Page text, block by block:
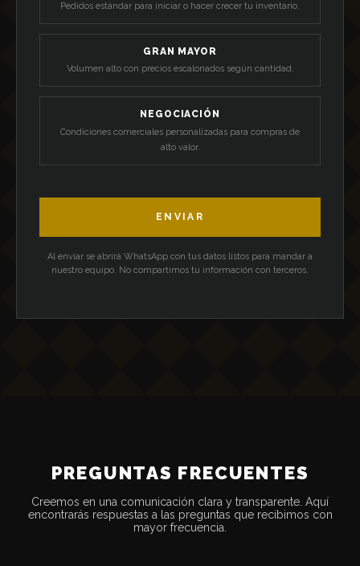
Pedidos estándar para iniciar o hacer crecer tu inventario.
GRAN MAYOR
Volumen alto con precios escalonados según cantidad.
NEGOCIACIÓN
Condiciones comerciales personalizadas para compras de
alto valor.
ENVIAR
Al enviar se abrirá WhatsApp con tus datos listos para mandar a
nuestro equipo. No compartimos tu información con terceros.
PREGUNTAS FRECUENTES
Creemos en una comunicación clara y transparente. Aquí
encontrarás respuestas a las preguntas que recibimos con
mayor frecuencia.